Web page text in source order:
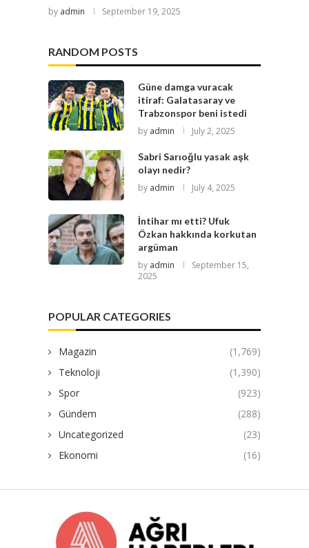
by admin September 19, 2025
RANDOM POSTS
Güne damga vuracak
itiraf: Galatasaray ve
Trabzonspor beni istedi
by admin July 2, 2025
Sabri Sarıoğlu yasak aşk
olayı nedir?
by admin July 4, 2025
İntihar mı etti? Ufuk
Özkan hakkında korkutan
argüman
by admin
September 15,
2025
POPULAR CATEGORIES
Magazin
(1,769)
Teknoloji
(1,390)
Spor
(923)
Gündem
(288)
Uncategorized
(23)
Ekonomi
(16)